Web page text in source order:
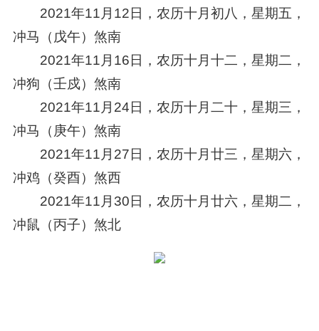
2021年11月12日，农历十月初八，星期五，
冲马（戊午）煞南
2021年11月16日，农历十月十二，星期二，
冲狗（壬戍）煞南
2021年11月24日，农历十月二十，星期三，
冲马（庚午）煞南
2021年11月27日，农历十月廿三，星期六，
冲鸡（癸酉）煞西
2021年11月30日，农历十月廿六，星期二，
冲鼠（丙子）煞北